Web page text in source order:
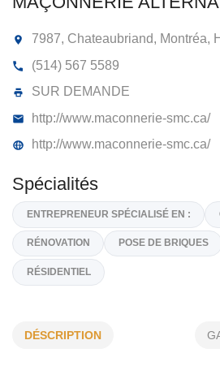
MAÇONNERIE
(514) 567 5589
SUR DEMANDE
http://www.maconnerie-
http://www.maconnerie-
DÉSCRIPTION